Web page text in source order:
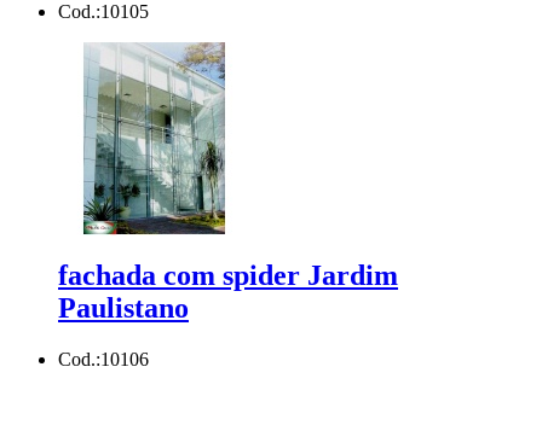
Cod.:10105
fachada com spider Jardim
Paulistano
Cod.:10106